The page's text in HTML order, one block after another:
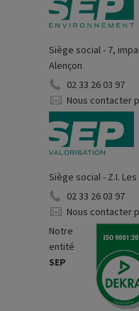
Siège social - 7,
Alençon
02 33 26 03 97
Nous contacter
Siège social - Z.I. Les
02 33 26 03 97
Nous contacter
Notre
entité
SEP